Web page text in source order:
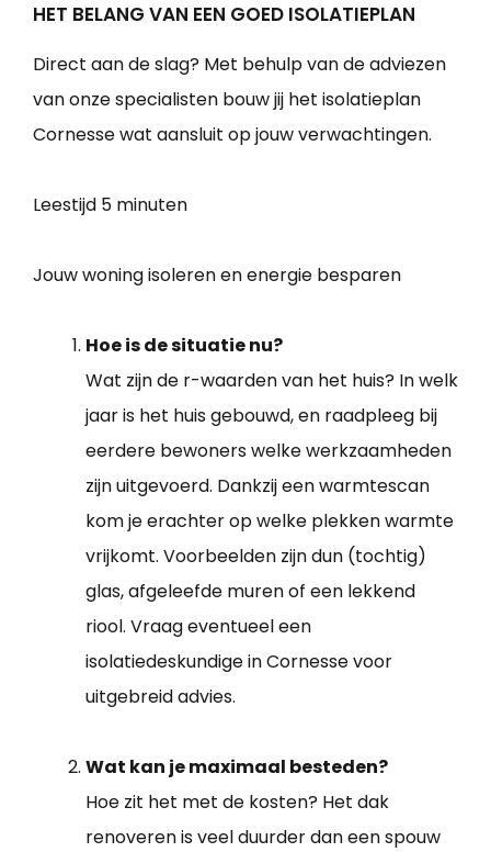
HET BELANG VAN EEN GOED ISOLATIEPLAN
Direct aan de slag? Met behulp van de adviezen
van onze specialisten bouw jij het isolatieplan
Cornesse wat aansluit op jouw verwachtingen.
Leestijd 5 minuten
Jouw woning isoleren en energie besparen
Hoe is de situatie nu?
Wat zijn de r-waarden van het huis? In welk
jaar is het huis gebouwd, en raadpleeg bij
eerdere bewoners welke werkzaamheden
zijn uitgevoerd. Dankzij een warmtescan
kom je erachter op welke plekken warmte
vrijkomt. Voorbeelden zijn dun (tochtig)
glas, afgeleefde muren of een lekkend
riool. Vraag eventueel een
isolatiedeskundige in Cornesse voor
uitgebreid advies.
Wat kan je maximaal besteden?
Hoe zit het met de kosten? Het dak
renoveren is veel duurder dan een spouw